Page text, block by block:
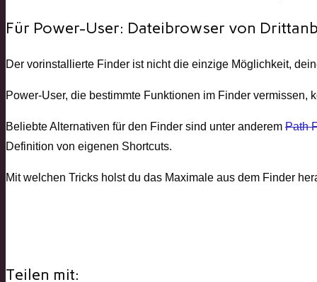
Für Power-User: Dateibrowser von
Der vorinstallierte Finder ist nicht die einzige Möglichkeit,
Power-User, die bestimmte Funktionen im Finder
Beliebte Alternativen für den Finder sind unter anderem Path
Definition von eigenen Shortcuts.
Mit welchen Tricks holst du das Maximale aus dem Finder
Teilen mit: